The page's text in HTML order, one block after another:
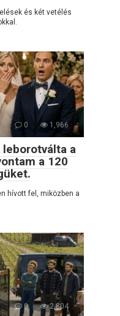
és két vetélés
0 1,966
a
a 120
hívott fel, miközben a
0 2,804